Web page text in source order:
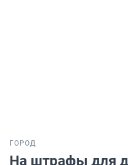
ГОРОД
На штрафы для